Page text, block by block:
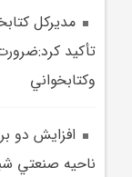
مديرکل
تأکيد
وکتابخواني
افزايش دو
ناحيه صنعتي